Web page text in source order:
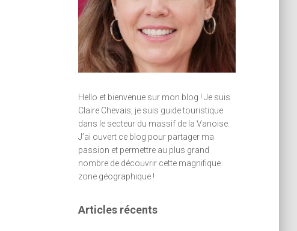
Hello et bienvenue sur mon blog ! Je suis
Claire Chevais, je suis guide touristique
dans le secteur du massif de la Vanoise.
J’ai ouvert ce blog pour partager ma
passion et permettre au plus grand
nombre de découvrir cette magnifique
zone géographique !
Articles récents